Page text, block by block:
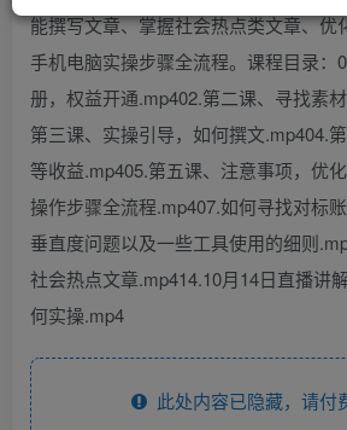
能撰写文章、掌握社会热点类文章、优
手机电脑实操步骤全流程。课程目录：
册，权益开通.mp402.第二课、寻找素
第三课、实操引导，如何撰文.mp404.
等收益.mp405.第五课、注意事项，优
操作步骤全流程.mp407.如何寻找对标
垂直度问题以及一些工具使用的细则
社会热点文章.mp414.10月14日直播讲
何实操.mp4
此处内容已隐藏，请付